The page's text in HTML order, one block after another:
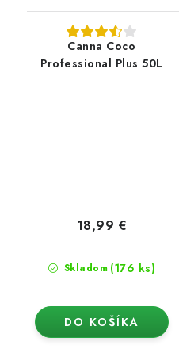
Canna Coco
Professional Plus 50L
Skladom (176 ks)
18,99 €
DO KOŠÍKA